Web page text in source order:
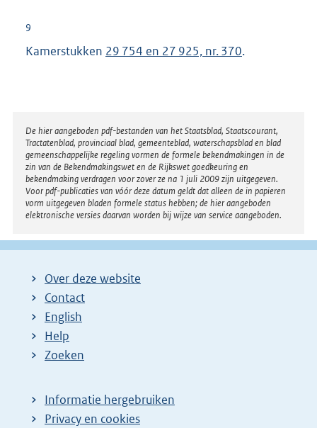
9
Kamerstukken 29 754 en 27 925, nr. 370.
Disclaimer
De hier aangeboden pdf-bestanden van het Staatsblad, Staatscourant,
Tractatenblad, provinciaal blad, gemeenteblad, waterschapsblad en blad
gemeenschappelijke regeling vormen de formele bekendmakingen in de
zin van de Bekendmakingswet en de Rijkswet goedkeuring en
bekendmaking verdragen voor zover ze na 1 juli 2009 zijn uitgegeven.
Voor pdf-publicaties van vóór deze datum geldt dat alleen de in papieren
vorm uitgegeven bladen formele status hebben; de hier aangeboden
elektronische versies daarvan worden bij wijze van service aangeboden.
Over deze website
Contact
English
Help
Zoeken
Informatie hergebruiken
Privacy en cookies